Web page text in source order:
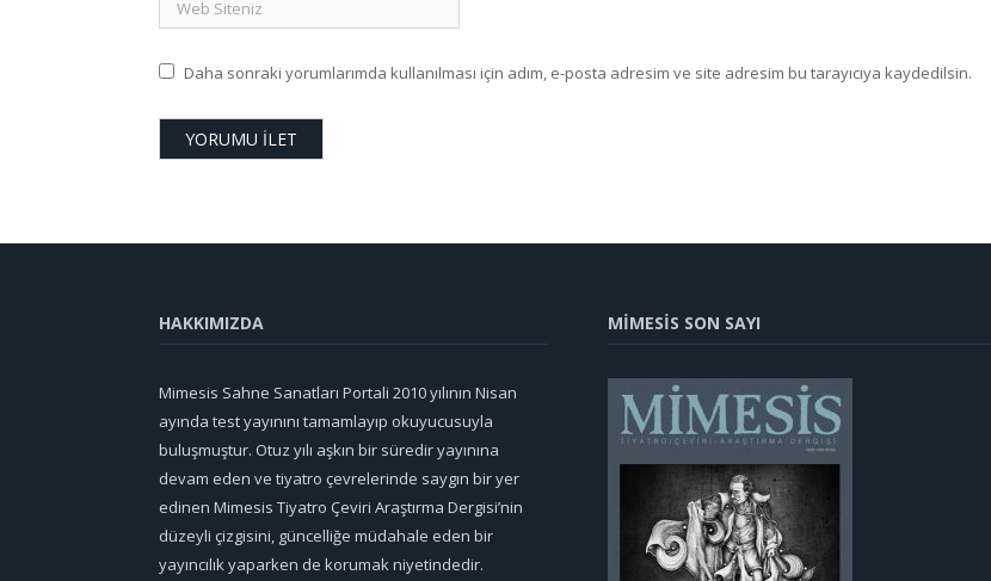
Daha sonraki yorumlarımda kullanılması için adım, e-posta adresim ve site adresim bu tarayıcıya kaydedilsin.
HAKKIMIZDA
Mimesis Sahne Sanatları Portali 2010 yılının Nisan
ayında test yayınını tamamlayıp okuyucusuyla
buluşmuştur. Otuz yılı aşkın bir süredir yayınına
devam eden ve tiyatro çevrelerinde saygın bir yer
edinen Mimesis Tiyatro Çeviri Araştırma Dergisi’nin
düzeyli çizgisini, güncelliğe müdahale eden bir
yayıncılık yaparken de korumak niyetindedir.
MİMESİS SON SAYI